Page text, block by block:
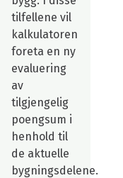
tilfellene vil
kalkulatoren
foreta en ny
evaluering
av
tilgjengelig
poengsum i
henhold til
de aktuelle
bygningsdelene.